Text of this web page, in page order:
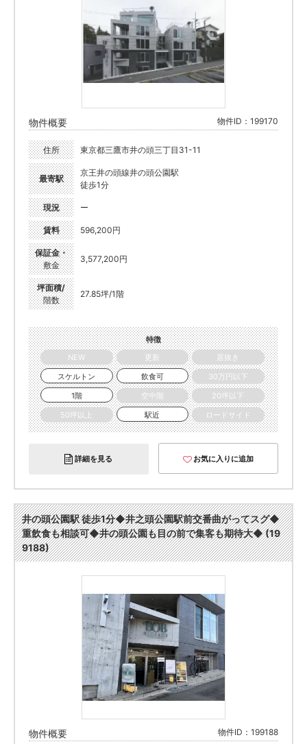
物件概要 物件ID：199170
住所 東京都三鷹市井の頭三丁目31-11
最寄駅
京王井の頭線井の頭公園駅
徒歩1分
現況 ー
賃料 596,200円
保証金・
敷金
3,577,200円
坪面積/
階数
27.85坪/1階
特徴
NEW
更新
居抜き
スケルトン
飲食可
30万円以下
1階
空中階
20坪以下
50坪以上
駅近 ロードサイド
詳細を見る お気に入りに追加
井の頭公園駅 徒歩1分◆井之頭公園駅前交番曲がってスグ◆
重飲食も相談可◆井の頭公園も目の前で集客も期待大◆ (19
9188)
物件概要 物件ID：199188